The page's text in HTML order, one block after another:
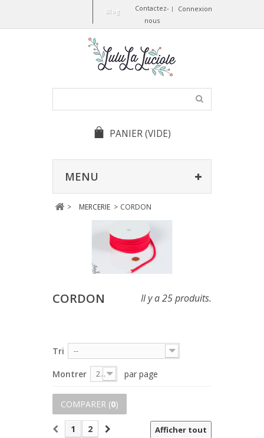
Connexion
Contactez-
nous
Blog
PANIER(VIDE)
MENU
> MERCERIE > CORDON
CORDON Il y a 25 produits.
Tri --
Montrer 20 par page
COMPARER (0)
Afficher tout
1 2